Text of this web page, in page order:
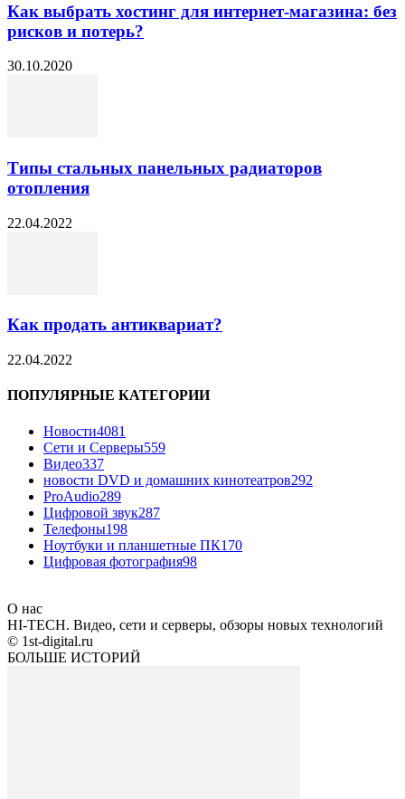
Как выбрать хостинг для интернет-магазина: без
рисков и потерь?
30.10.2020
Типы стальных панельных радиаторов
отопления
22.04.2022
Как продать антиквариат?
22.04.2022
ПОПУЛЯРНЫЕ КАТЕГОРИИ
Новости4081
Сети и Серверы559
Видео337
новости DVD и домашних кинотеатров292
ProAudio289
Цифровой звук287
Телефоны198
Ноутбуки и планшетные ПК170
Цифровая фотография98
О нас
HI-TECH. Видео, сети и серверы, обзоры новых технологий
© 1st-digital.ru
БОЛЬШЕ ИСТОРИЙ